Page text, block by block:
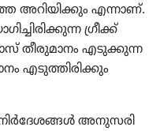
അറിയി​ക്കും എന്നാണ്‌.
ഗ്രീക്ക്‌
തീരു​മാ​നം എടുക്കു​ന്ന​
എടുത്തി​രി​ക്കും
അനുസ​രി​